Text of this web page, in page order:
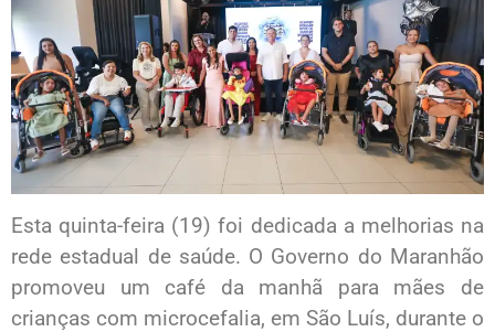
Esta quinta-feira (19) foi dedicada a melhorias na
rede estadual de saúde. O Governo do Maranhão
promoveu um café da manhã para mães de
crianças com microcefalia, em São Luís, durante o